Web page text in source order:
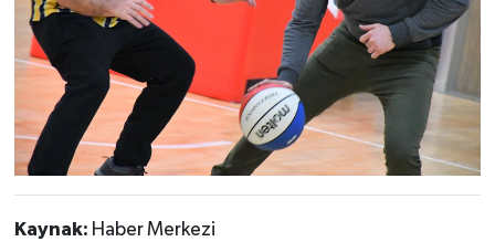
Kaynak: Haber Merkezi